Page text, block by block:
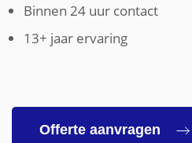
Binnen 24 uur contact
13+ jaar ervaring
Offerte aanvragen